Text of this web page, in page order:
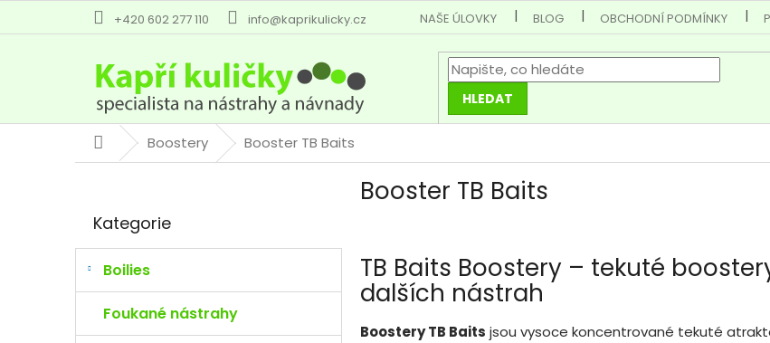
+420 602 277 110 info@kaprikulicky.cz NAŠE ÚLOVKY BLOG OBCHODNÍ PODMÍNKY
HLEDAT
DomůBoostery Booster TB Baits
r
n
í
kategorie
Kategorie
Boilies
Foukané nástrahy
Booster TB Baits
TB Baits Boostery – tekuté
dalších nástrah
Boostery TB Baits jsou vysoce koncentrované tekuté